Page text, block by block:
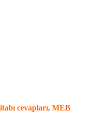
cevapları, MEB